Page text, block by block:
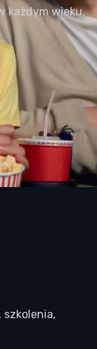
każdym wieku.